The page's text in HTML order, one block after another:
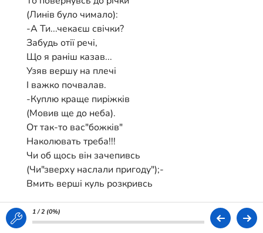
(Линів було чимало):
-А Ти...чекаєш свічки?
Забудь отії речі,
Що я раніш казав...
Узяв вершу на плечі
І важко почвалав.
-Куплю краще пиріжків
(Мовив ще до неба).
От так-то вас"божків"
Наколювать треба!!!
Чи об щось він зачепивсь
(Чи"зверху наслали пригоду");-
Вмить верші куль розкривсь
Втекла рибина кожна
(Такий улов пропав!)...
1 / 2 (0%)